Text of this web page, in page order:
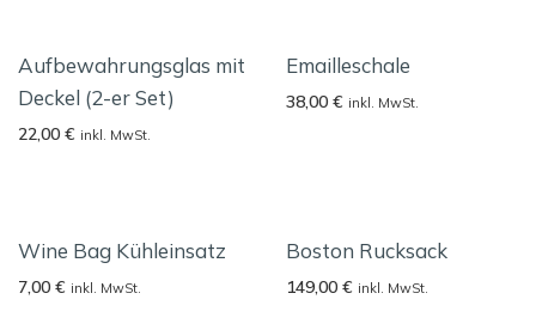
Aufbewahrungsglas mit
Deckel (2-er Set)
22,00 € inkl. MwSt.
Emailleschale
38,00 € inkl. MwSt.
Wine Bag Kühleinsatz
7,00 € inkl. MwSt.
Boston Rucksack
149,00 € inkl. MwSt.